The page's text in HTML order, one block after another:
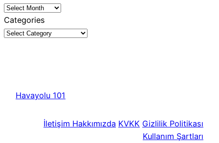
Categories
Havayolu 101
İletişim Hakkımızda KVKK Gizlilik Politikası
Kullanım Şartları